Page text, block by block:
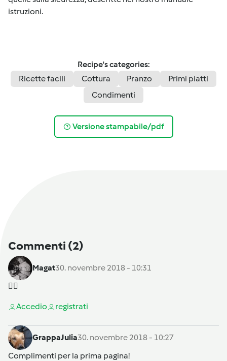
istruzioni.
Recipe's categories:
Ricette facili
Cottura Pranzo
Primi piatti
Condimenti
Versione stampabile/pdf
Commenti (2)
Magat30. novembre 2018 - 10:31
👍🏼
Accedio registrati
GrappaJulia30. novembre 2018 - 10:27
Complimenti per la prima pagina!